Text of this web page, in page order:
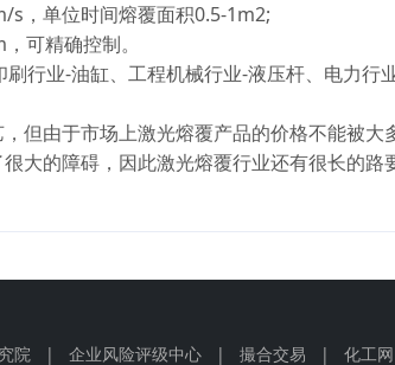
s，单位时间熔覆面积0.5-1m2;
可精确控制。
行业-油缸、工程机械行业-液压杆、电力行
但由于市场上激光熔覆产品的价格不能被
大的障碍，因此激光熔覆行业还有很长的路
院 | 企业风险评级中心 | 撮合交易 | 化工网